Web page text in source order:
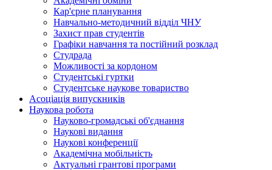
Кар'єрне планування
Навчально-методичний відділ ЧНУ
Захист прав студентів
Графіки навчання та постійний розклад
Студрада
Можливості за кордоном
Студентські гуртки
Студентське наукове товариство
Асоціація випускників
Наукова робота
Науково-громадські об'єднання
Наукові видання
Наукові конференції
Академічна мобільність
Актуальні грантові програми